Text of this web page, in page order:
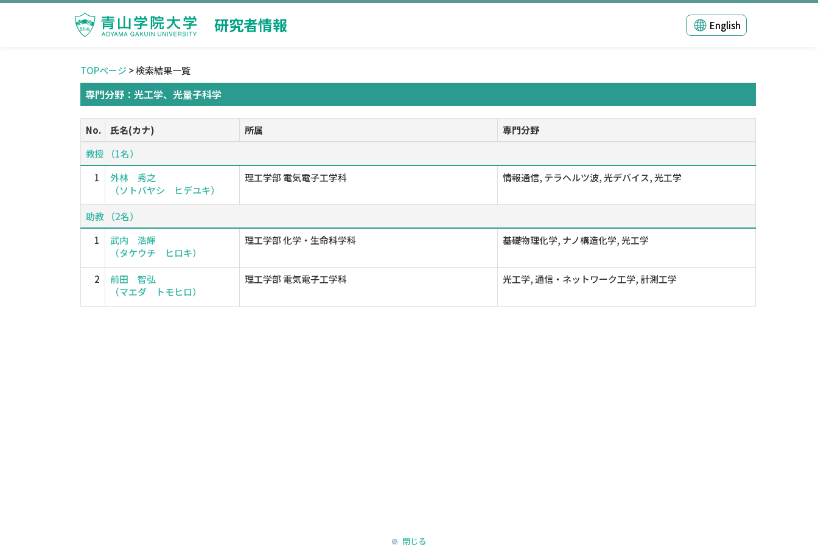
研究者情報 English
TOPページ > 検索結果一覧
専門分野：光工学、光量子科学
No. 氏名(カナ) 所属
専門分野
教授 （1名）
1
外林 秀之
（ソトバヤシ ヒデユキ）
理工学部 電気電子工学科 情報通信, テラヘルツ波, 光デバイス, 光工学
助教 （2名）
1
武内 浩輝
（タケウチ ヒロキ）
理工学部 化学・生命科学科 基礎物理化学, ナノ構造化学, 光工学
2
前田 智弘
（マエダ トモヒロ）
理工学部 電気電子工学科 光工学, 通信・ネットワーク工学, 計測工学
閉じる